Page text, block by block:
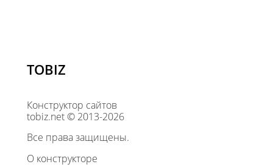
TOBIZ
Конструктор сайтов
tobiz.net © 2013-2026
Все права защищены.
О конструкторе